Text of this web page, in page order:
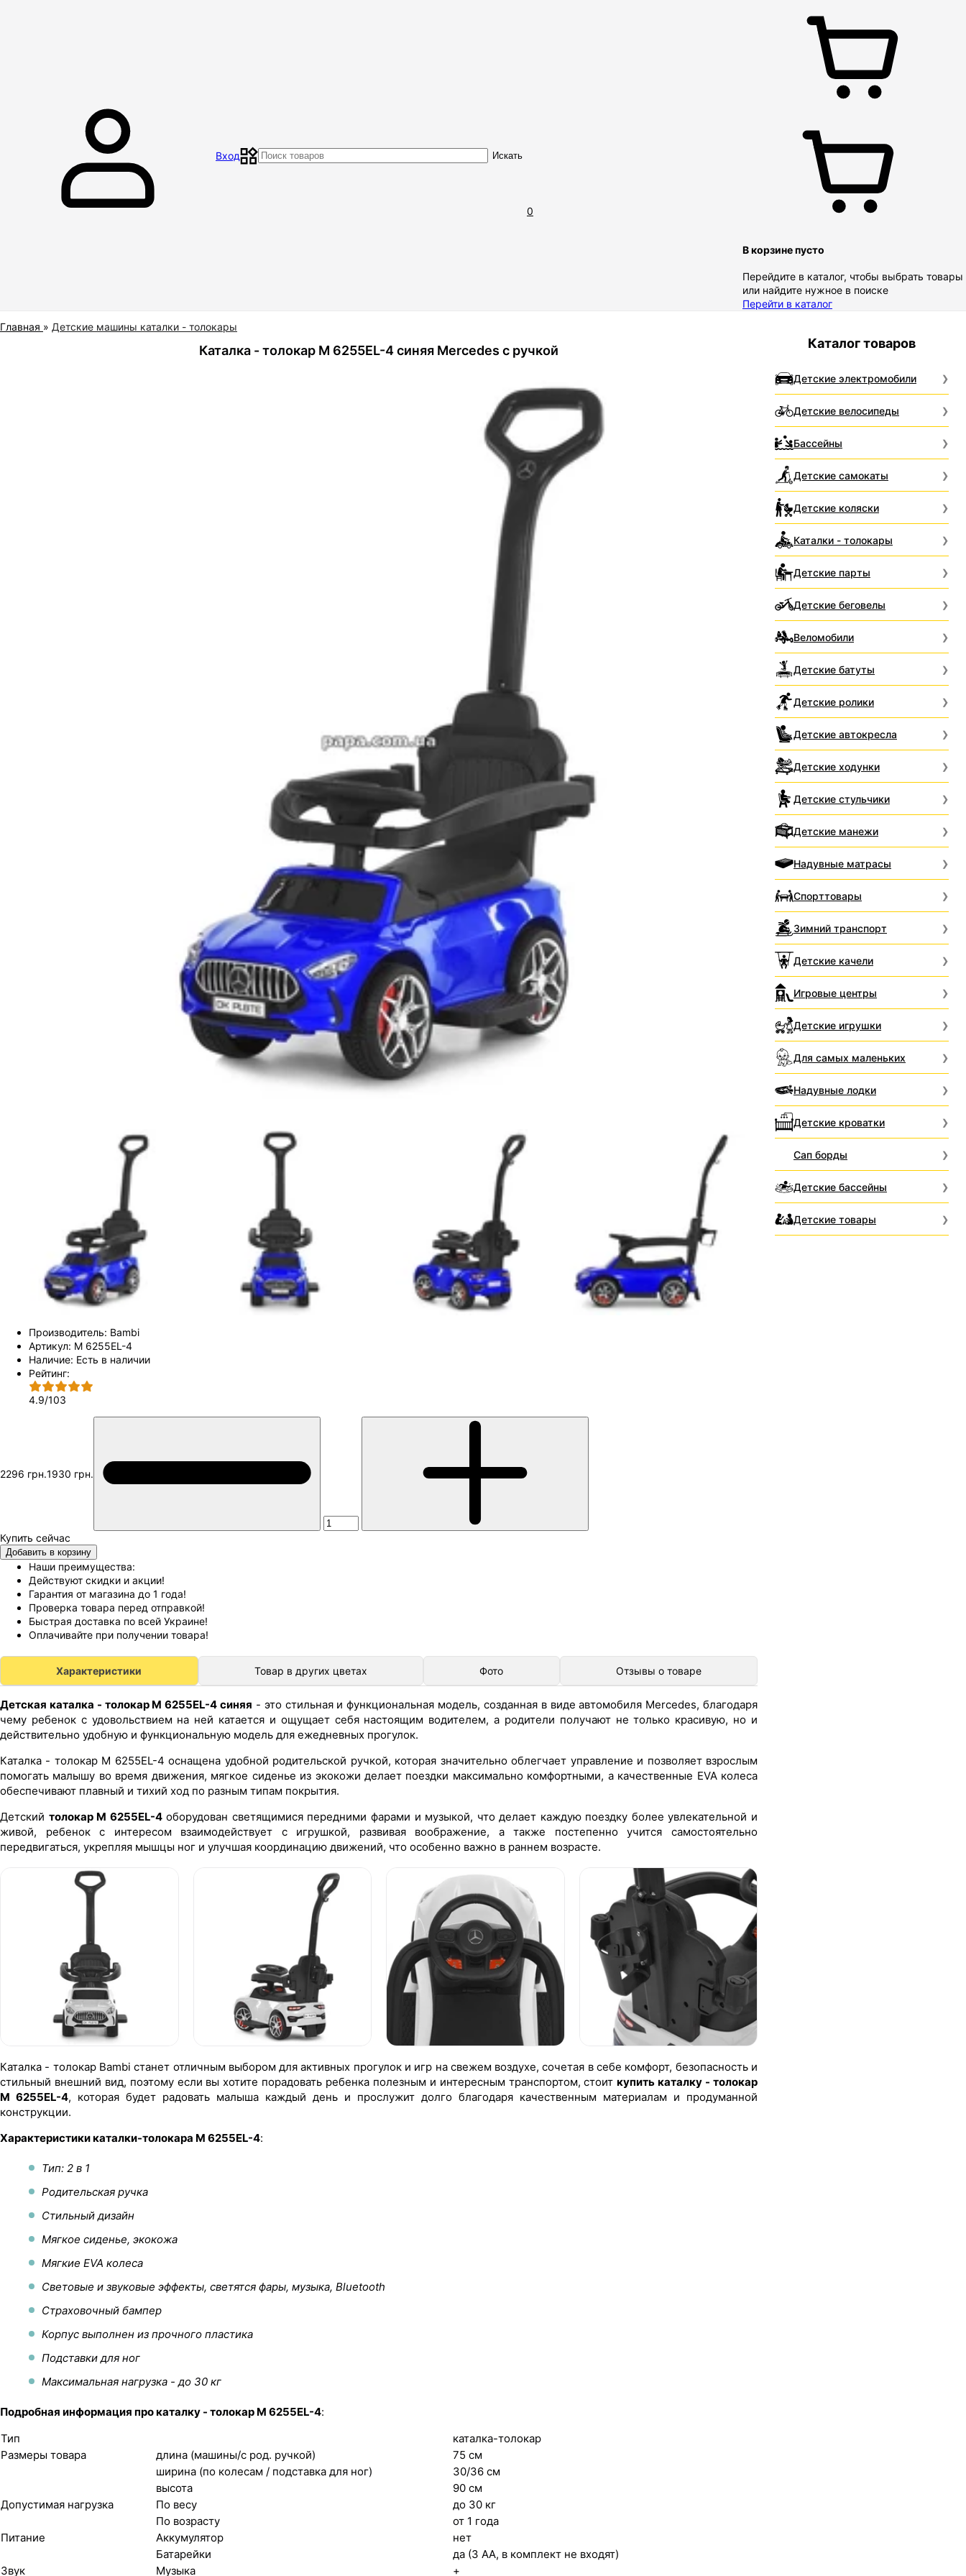
МагазинКонтакты ОтзывыДоставка и оплатаОбмен и возврат товара
Вход Искать
0
В корзине пусто
Перейдите в каталог, чтобы выбрать товары
или найдите нужное в поиске
Перейти в каталог
Главная » Детские машины каталки - толокары
Каталка - толокар M 6255EL-4 синяя Mercedes с ручкой
Производитель: Bambi
Артикул: M 6255EL-4
Наличие: Есть в наличии
Рейтинг:
4.9/103
2296 грн.1930 грн.
Добавить в корзину
Наши преимущества:
Действуют скидки и акции!
Гарантия от магазина до 1 года!
Проверка товара перед отправкой!
Быстрая доставка по всей Украине!
Оплачивайте при получении товара!
Характеристики Товар в других цветах Фото Отзывы о товаре
Детская каталка - толокар M 6255EL-4 синяя - это стильная и функциональная модель, созданная в виде автомобиля Mercedes, благодаря
чему ребенок с удовольствием на ней катается и ощущает себя настоящим водителем, а родители получают не только красивую, но и
действительно удобную и функциональную модель для ежедневных прогулок.
Каталка - толокар M 6255EL-4 оснащена удобной родительской ручкой, которая значительно облегчает управление и позволяет взрослым
помогать малышу во время движения, мягкое сиденье из экокожи делает поездки максимально комфортными, а качественные EVA колеса
обеспечивают плавный и тихий ход по разным типам покрытия.
Детский толокар M 6255EL-4оборудован светящимися передними фарами и музыкой, что делает каждую поездку более увлекательной и
живой, ребенок с интересом взаимодействует с игрушкой, развивая воображение, а также постепенно учится самостоятельно
передвигаться, укрепляя мышцы ног и улучшая координацию движений, что особенно важно в раннем возрасте.
Каталка - толокар Bambi станет отличным выбором для активных прогулок и игр на свежем воздухе, сочетая в себе комфорт, безопасность и
стильный внешний вид, поэтому если вы хотите порадовать ребенка полезным и интересным транспортом, стоиткупить каталку - толокар
M 6255EL-4, которая будет радовать малыша каждый день и прослужит долго благодаря качественным материалам и продуманной
конструкции.
Характеристики каталки-толокара M 6255EL-4:
Тип: 2 в 1
Родительская ручка
Стильный дизайн
Мягкое сиденье, экокожа
Мягкие EVA колеса
Световые и звуковые эффекты, светятся фары, музыка, Bluetooth
Страховочный бампер
Корпус выполнен из прочного пластика
Подставки для ног
Максимальная нагрузка - до 30 кг
Подробная информация про каталку - толокар M 6255EL-4:
Тип
каталка-толокар
Размеры товара
длина (машины/с род. ручкой)
75 см
ширина (по колесам / подставка для ног)
30/36 см
высота
90 см
Допустимая нагрузка
По весу
до 30 кг
По возрасту
от 1 года
Питание
Аккумулятор
нет
Батарейки
да (3 АА, в комплект не входят)
Звук
Музыка +
Каталог товаров
Детские электромобили
Детские велосипеды
Бассейны
Детские самокаты
Детские коляски
Каталки - толокары
Детские парты
Детские беговелы
Веломобили
Детские батуты
Детские ролики
Детские автокресла
Детские ходунки
Детские стульчики
Детские манежи
Надувные матрасы
Спорттовары
Зимний транспорт
Детские качели
Игровые центры
Детские игрушки
Для самых маленьких
Надувные лодки
Детские кроватки
Сап борды
Детские бассейны
Детские товары